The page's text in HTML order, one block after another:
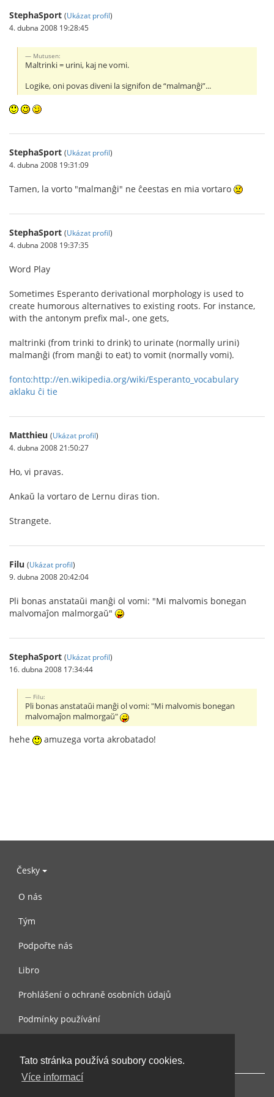
Tato stránka používá soubory cookies.
Více informací
StephaSport (Ukázat profil)
4. dubna 2008 19:28:45
Mutusen:
Maltrinki = urini, kaj ne vomi.
Logike, oni povas diveni la signifon de “malmanĝi”...
StephaSport (Ukázat profil)
4. dubna 2008 19:31:09
Tamen, la vorto "malmanĝi" ne ĉeestas en mia vortaro
StephaSport (Ukázat profil)
4. dubna 2008 19:37:35
Word Play
Sometimes Esperanto derivational morphology is used to
create humorous alternatives to existing roots. For instance,
with the antonym prefix mal-, one gets,
maltrinki (from trinki to drink) to urinate (normally urini)
malmanĝi (from manĝi to eat) to vomit (normally vomi).
fonto:http://en.wikipedia.org/wiki/Esperanto_vocabulary
aklaku ĉi tie
Matthieu (Ukázat profil)
4. dubna 2008 21:50:27
Ho, vi pravas.
Ankaŭ la vortaro de Lernu diras tion.
Strangete.
Filu (Ukázat profil)
9. dubna 2008 20:42:04
Pli bonas anstataŭi manĝi ol vomi: "Mi malvomis bonegan
malvomaĵon malmorgaŭ"
StephaSport (Ukázat profil)
16. dubna 2008 17:34:44
Filu:
Pli bonas anstataŭi manĝi ol vomi: "Mi malvomis bonegan
malvomaĵon malmorgaŭ"
hehe amuzega vorta akrobatado!
Česky
O nás
Tým
Podpořte nás
Libro
Prohlášení o ochraně osobních údajů
Podmínky používání